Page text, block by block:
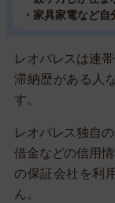
・家具家電など
レオパレスは連
滞納歴がある人
す。
レオパレス独自
借金などの信用
の保証会社を利
ん。